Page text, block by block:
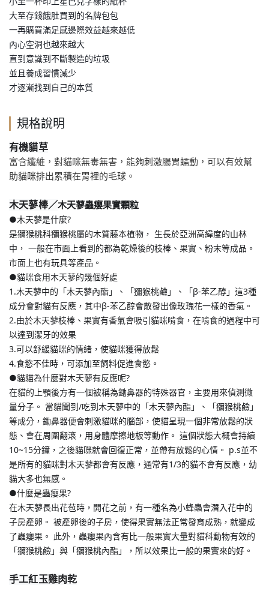
大至存錢餓肚買到的名牌包包
一再購買滿足感邊際效益越來越低
內心空洞也越來越大
直到意識到不斷製造的垃圾
並且養成習慣減少
才逐漸找到自己的本質
規格說明
有機貓草
富含纖維，對貓咪無毒無害，能夠刺激腸胃蠕動，可以有效幫
助貓咪排出累積在胃裡的毛球。
木天蓼棒／木天蓼蟲癭果實顆粒
●木天蓼是什麼?
是獼猴桃科獼猴桃屬的木質藤本植物， 生長於亞洲高緯度的山林
中， 一般在市面上看到的都為乾燥後的枝棒、果實、粉末等成品。
市面上也有玩具等產品。
●貓咪食用木天蓼的幾個好處
1.木天蓼中的「木天蓼內酯」、「獼猴桃鹼」、「β-苯乙醇」這3種
成分會對貓有反應，其中β-苯乙醇會散發出像玫瑰花一樣的香氣。
2.由於木天蓼枝棒、果實有香氣會吸引貓咪啃食，在啃食的過程中可
以達到潔牙的效果
3.可以舒緩貓咪的情緒，使貓咪獲得放鬆
4.食慾不佳時，可添加至飼料促進食慾。
●貓貓為什麼對木天蓼有反應呢?
在貓的上顎後方有一個被稱為鋤鼻器的特殊器官，主要用來偵測微
量分子。 當貓聞到/吃到木天蓼中的「木天蓼內酯」、「獼猴桃鹼」
等成分，鋤鼻器便會刺激貓咪的腦部，使貓呈現一個非常放鬆的狀
態、會在周圍翻滾，用身體摩擦地板等動作。 這個狀態大概會持續
10~15分鐘，之後貓咪就會回復正常，並帶有放鬆的心情。 p.s並不
是所有的貓咪對木天蓼都會有反應，通常有1/3的貓不會有反應，幼
貓大多也無感。
●什麼是蟲癭果?
在木天蓼長出花苞時，開花之前，有一種名為小蜂蟲會潛入花中的
子房產卵。 被產卵後的子房，使得果實無法正常發育成熟，就變成
了蟲癭果。 此外，蟲癭果內含有比一般果實大量對貓科動物有效的
「獼猴桃鹼」與「獼猴桃內酯」，所以效果比一般的果實來的好。
手工紅玉雞肉乾